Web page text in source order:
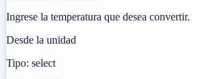
Ingrese la temperatura que desea convertir.
Desde la unidad
Tipo: select